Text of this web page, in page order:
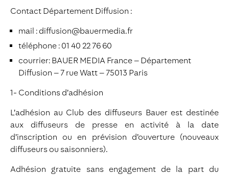
Contact Département Diffusion :
mail : diffusion@bauermedia.fr
téléphone : 01 40 22 76 60
courrier: BAUER MEDIA France – Département
Diffusion – 7 rue Watt – 75013 Paris
1- Conditions d’adhésion
L’adhésion au Club des diffuseurs Bauer est destinée
aux diffuseurs de presse en activité à la date
d’inscription ou en prévision d’ouverture (nouveaux
diffuseurs ou saisonniers).
Adhésion gratuite sans engagement de la part du